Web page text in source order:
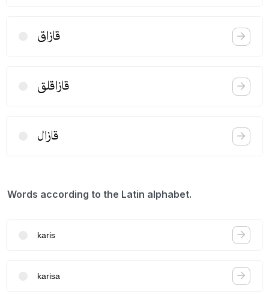
قازاق
قازاقلق
قازال
Words according to the Latin alphabet.
karis
karisa